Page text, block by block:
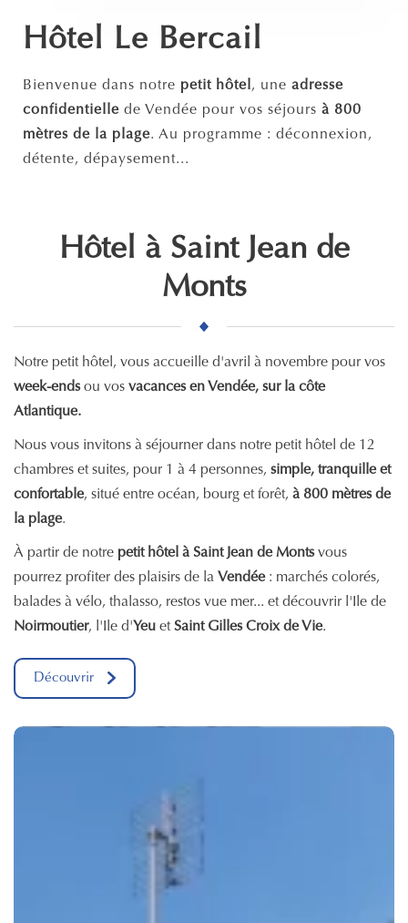
Hôtel Le Bercail
Bienvenue dans notre petit hôtel, une adresse
confidentielle de Vendée pour vos séjours à 800
mètres de la plage. Au programme : déconnexion,
détente, dépaysement...
Hôtel à Saint Jean de
Monts
Notre petit hôtel, vous accueille d'avril à novembre pour vos
week-endsou vos vacances en Vendée, sur la côte
Atlantique.
Nous vous invitons à séjourner dans notre petit hôtel de 12
chambres et suites, pour 1 à 4 personnes, simple, tranquille et
confortable, situé entre océan, bourg et forêt, à 800 mètres de
la plage.
À partir de notre petit hôtel à Saint Jean de Montsvous
pourrez profiter des plaisirs de la Vendée: marchés colorés,
balades à vélo, thalasso, restos vue mer... et découvrir l'Ile de
Noirmoutier, l'Ile d'Yeu etSaint Gilles Croix de Vie.
Découvrir